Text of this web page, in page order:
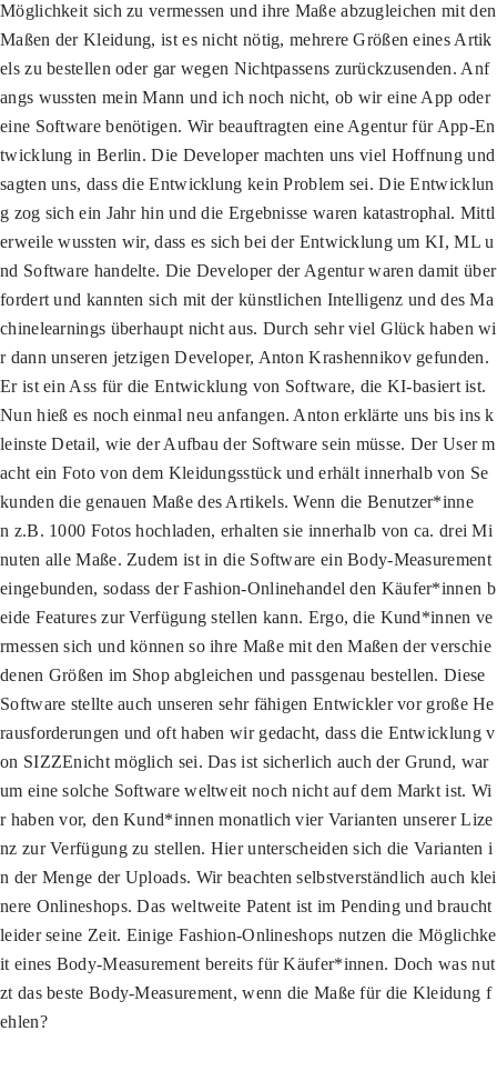
Möglichkeit sich zu vermessen und ihre Maße abzugleichen mit den
Maßen der Kleidung, ist es nicht nötig, mehrere Größen eines Artik
els zu bestellen oder gar wegen Nichtpassens zurückzusenden. Anf
angs wussten mein Mann und ich noch nicht, ob wir eine App oder
eine Software benötigen. Wir beauftragten eine Agentur für App-En
twicklung in Berlin. Die Developer machten uns viel Hoffnung und
sagten uns, dass die Entwicklung kein Problem sei. Die Entwicklun
g zog sich ein Jahr hin und die Ergebnisse waren katastrophal. Mittl
erweile wussten wir, dass es sich bei der Entwicklung um KI, ML u
nd Software handelte. Die Developer der Agentur waren damit über
fordert und kannten sich mit der künstlichen Intelligenz und des Ma
chinelearnings überhaupt nicht aus. Durch sehr viel Glück haben wi
r dann unseren jetzigen Developer, Anton Krashennikov gefunden.
Er ist ein Ass für die Entwicklung von Software, die KI-basiert ist.
Nun hieß es noch einmal neu anfangen. Anton erklärte uns bis ins k
leinste Detail, wie der Aufbau der Software sein müsse. Der User m
acht ein Foto von dem Kleidungsstück und erhält innerhalb von Se
kunden die genauen Maße des Artikels. Wenn die Benutzer*inne
n z.B. 1000 Fotos hochladen, erhalten sie innerhalb von ca. drei Mi
nuten alle Maße. Zudem ist in die Software ein Body-Measurement
eingebunden, sodass der Fashion-Onlinehandel den Käufer*innen b
eide Features zur Verfügung stellen kann. Ergo, die Kund­*innen ve
rmessen sich und können so ihre Maße mit den Maßen der verschie
denen Größen im Shop abgleichen und passgenau bestellen. Diese
Software stellte auch unseren sehr fähigen Entwickler vor große He
rausforderungen und oft haben wir gedacht, dass die Entwicklung v
on SIZZEnicht möglich sei. Das ist sicherlich auch der Grund, war
um eine solche Software weltweit noch nicht auf dem Markt ist. Wi
r haben vor, den Kund*innen monatlich vier Varianten unserer Lize
nz zur Verfügung zu stellen. Hier unterscheiden sich die Varianten i
n der Menge der Uploads. Wir beachten selbstverständlich auch klei
nere Onlineshops. Das weltweite Patent ist im Pending und braucht
leider seine Zeit. Einige Fashion-Onlineshops nutzen die Möglichke
it eines Body-Measurement bereits für Käufer*innen. Doch was nut
zt das beste Body-Measurement, wenn die Maße für die Kleidung f
ehlen?